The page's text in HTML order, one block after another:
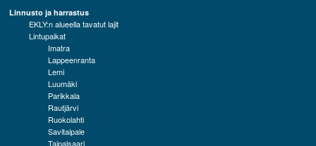
Linnusto ja harrastus
EKLY:n alueella tavatut lajit
Lintupaikat
Imatra
Lappeenranta
Lemi
Luumäki
Parikkala
Rautjärvi
Ruokolahti
Savitaipale
Taipalsaari